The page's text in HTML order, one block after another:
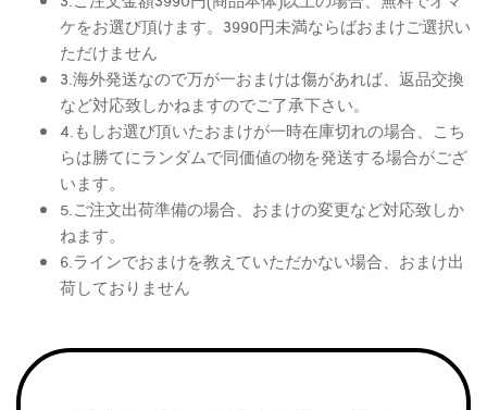
ケをお選び頂けます。3990円未満ならばおまけご選択い
ただけません
3.海外発送なので万が一おまけは傷があれば、返品交換
など対応致しかねますのでご了承下さい。
4.もしお選び頂いたおまけが一時在庫切れの場合、こち
らは勝てにランダムで同価値の物を発送する場合がござ
います。
5.ご注文出荷準備の場合、おまけの変更など対応致しか
ねます。
6.ラインでおまけを教えていただかない場合、おまけ出
荷しておりません